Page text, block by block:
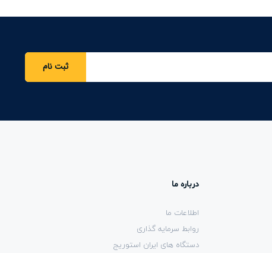
ثبت نام
درباره ما
اطلاعات ما
روابط سرمایه گذاری
دستگاه های ایران استوریج